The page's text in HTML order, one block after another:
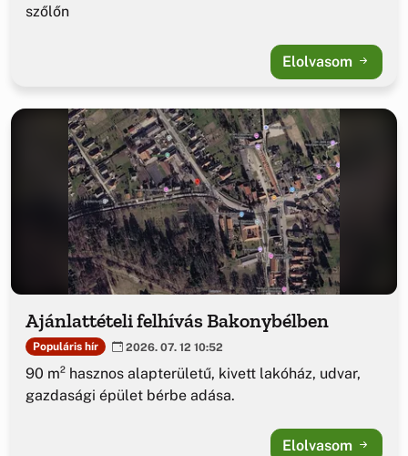
szőlőn
Elolvasom
Ajánlattételi felhívás Bakonybélben
Populáris hír 2026. 07. 12 10:52
90 m² hasznos alapterületű, kivett lakóház, udvar,
gazdasági épület bérbe adása.
Elolvasom